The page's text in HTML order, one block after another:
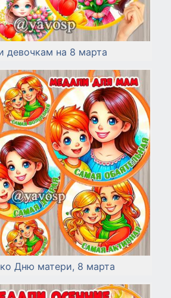
девочкам на 8 марта
Дню матери, 8 марта